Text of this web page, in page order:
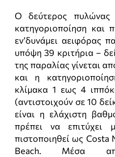
Ο δεύτερος πυλώνας
κατηγοριοποίηση και
εν’δυνάμει αειφόρας
υπόψη 39 κριτήρια –
της παραλίας γίνεται
και η
κλίμακα 1 εως 4
(αντιστοιχούν σε 10
είναι η ελάχιστη
πρέπει να επιτύχει
πιστοποιηθεί ως
Beach. Μέσα